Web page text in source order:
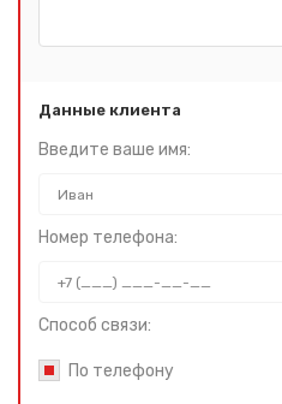
Данные клиента
Введите ваше имя:
Номер телефона:
Способ связи:
По телефону